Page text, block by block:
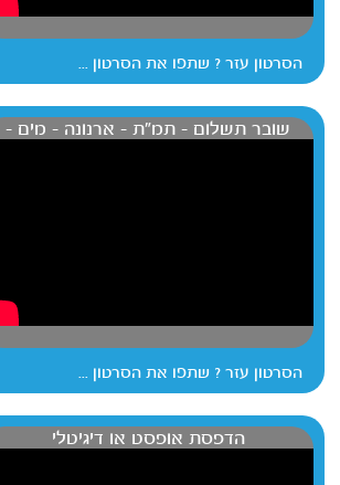
הסרטון עזר ? שתפו את הסרטון ...
שובר תשלום - תמ"ת - ארנונה - מים -
הסרטון עזר ? שתפו את הסרטון ...
הדפסת אופסט או דיגיטלי